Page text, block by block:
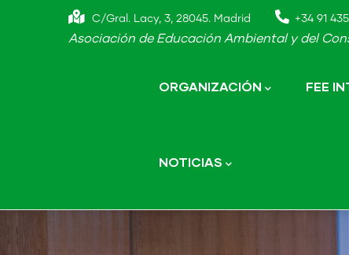
C/Gral. Lacy, 3, 28045. Madrid +34 91
Asociación de Educación Ambiental y del
navigation
ORGANIZACIÓN FEE
NOTICIAS